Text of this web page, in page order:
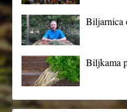
Biljarnica
Biljkama